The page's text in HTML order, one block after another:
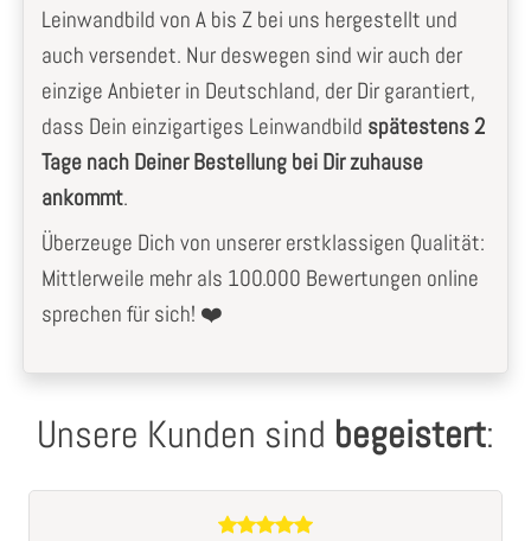
Leinwandbild von A bis Z bei uns hergestellt und
auch versendet. Nur deswegen sind wir auch der
einzige Anbieter in Deutschland, der Dir garantiert,
dass Dein einzigartiges Leinwandbild spätestens 2
Tage nach Deiner Bestellung bei Dir zuhause
ankommt.
Überzeuge Dich von unserer erstklassigen Qualität:
Mittlerweile mehr als 100.000 Bewertungen online
sprechen für sich! ❤️
Unsere Kunden sind begeistert: